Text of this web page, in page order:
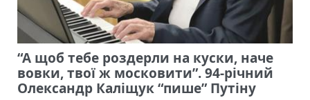
“А щоб тебе роздерли на куски, наче
вовки, твої ж московити”. 94-річний
Олександр Каліщук “пише” Путіну